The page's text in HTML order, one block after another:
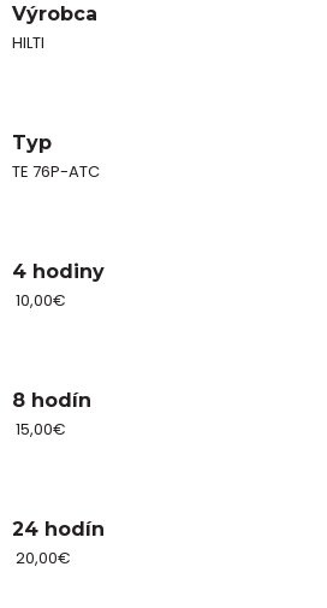
Výrobca
HILTI
Typ
TE 76P-ATC
4 hodiny
10,00€
8 hodín
15,00€
24 hodín
20,00€